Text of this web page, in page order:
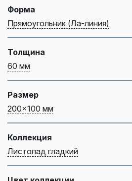
Форма
Прямоугольник (Ла-линия)
Толщина
60 мм
Размер
200x100 мм
Коллекция
Листопад гладкий